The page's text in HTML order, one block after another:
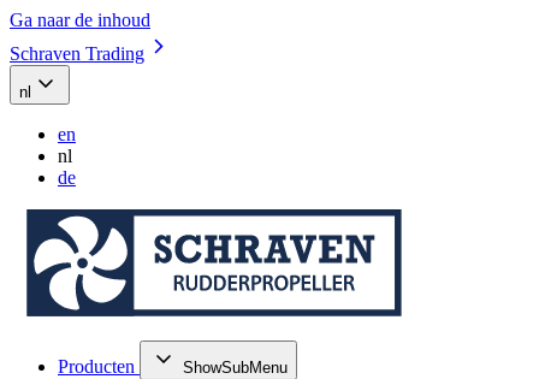
Ga naar de inhoud
Schraven Trading
nl
en
nl
de
Producten ShowSubMenu